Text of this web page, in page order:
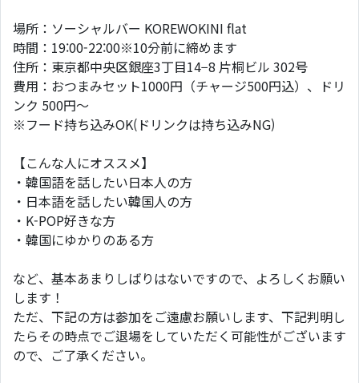
場所：ソーシャルバー KOREWOKINI flat
時間：19:00-22:00※10分前に締めます
住所：東京都中央区銀座3丁目14−8 片桐ビル 302号
費用：おつまみセット1000円（チャージ500円込）、ドリ
ンク 500円〜
※フード持ち込みOK(ドリンクは持ち込みNG)
【こんな人にオススメ】
・韓国語を話したい日本人の方
・日本語を話したい韓国人の方
・K-POP好きな方
・韓国にゆかりのある方
など、基本あまりしばりはないですので、よろしくお願い
します！
ただ、下記の方は参加をご遠慮お願いします、下記判明し
たらその時点でご退場をしていただく可能性がございます
ので、ご了承ください。